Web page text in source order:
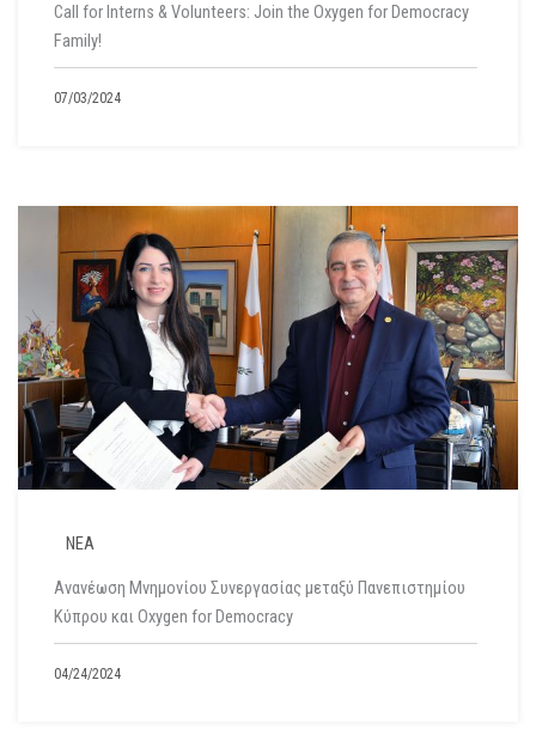
Call for Interns & Volunteers: Join the Oxygen for Democracy
Family!
07/03/2024
ΝΕΑ
Ανανέωση Μνημονίου Συνεργασίας μεταξύ Πανεπιστημίου
Κύπρου και Oxygen for Democracy
04/24/2024